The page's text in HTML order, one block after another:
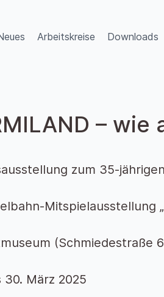
Arbeitskreise Downloads
– wie
zum 35-
Mitspielausstellung
(Schmiedestraße
30. März 2025